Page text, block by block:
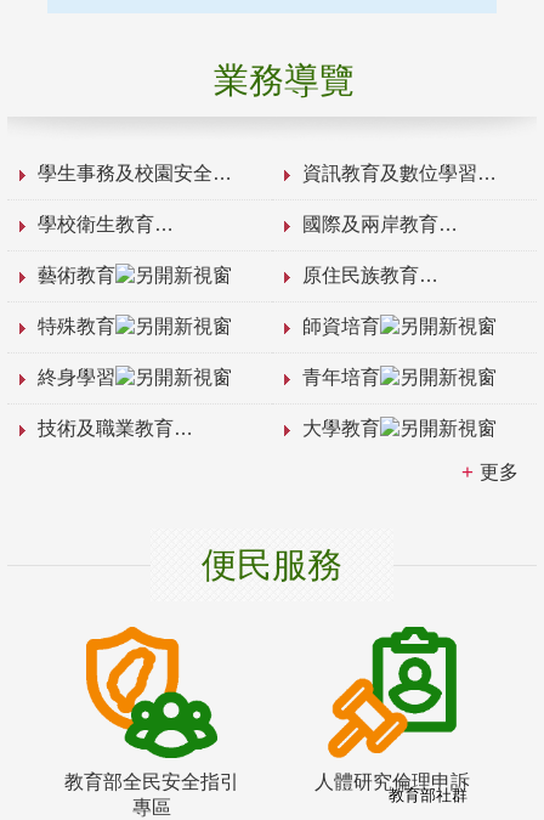
業務導覽
學生事務及校園安全 資訊教育及數位學習
學校衛生教育 國際及兩岸教育
藝術教育 原住民族教育
特殊教育 師資培育
終身學習 青年培育
技術及職業教育 大學教育
更多
便民服務
教育部全民安全指引
專區
人體研究倫理申訴
教育部社群